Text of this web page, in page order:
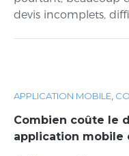
devis incomplets,
APPLICATION MOBILE,
Combien coûte le
application mobile